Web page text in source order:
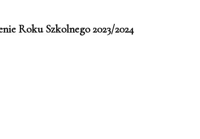
Roku Szkolnego 2023/2024